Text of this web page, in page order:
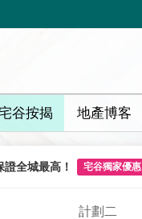
谷按揭 地產博客
全城最高！ 宅谷獨家優惠
計劃二